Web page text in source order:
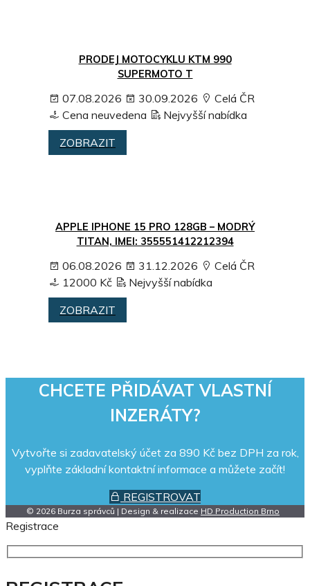
PRODEJ MOTOCYKLU KTM 990
SUPERMOTO T
07.08.2026 30.09.2026
Celá ČR
Cena neuvedena
Nejvyšší nabídka
ZOBRAZIT
APPLE IPHONE 15 PRO 128GB – MODRÝ
TITAN, IMEI: 355551412212394
06.08.2026 31.12.2026
Celá ČR
12000 Kč
Nejvyšší nabídka
ZOBRAZIT
CHCETE PŘIDÁVAT VLASTNÍ
INZERÁTY?
Vytvořte si zadavatelský účet za 890 Kč bez DPH za rok,
vyplňte základní kontaktní informace a můžete začít!
REGISTROVAT
© 2026 Burza správců | Design & realizace HD Production Brno
Registrace